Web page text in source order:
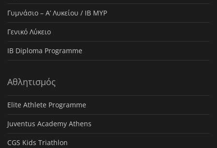
Γυμνάσιο – Α’ Λυκείου / IB MYP
Γενικό Λύκειο
IB Diploma Programme
Αθλητισμός
Elite Athlete Programme
Juventus Academy Athens
CGS Kids Triathlon